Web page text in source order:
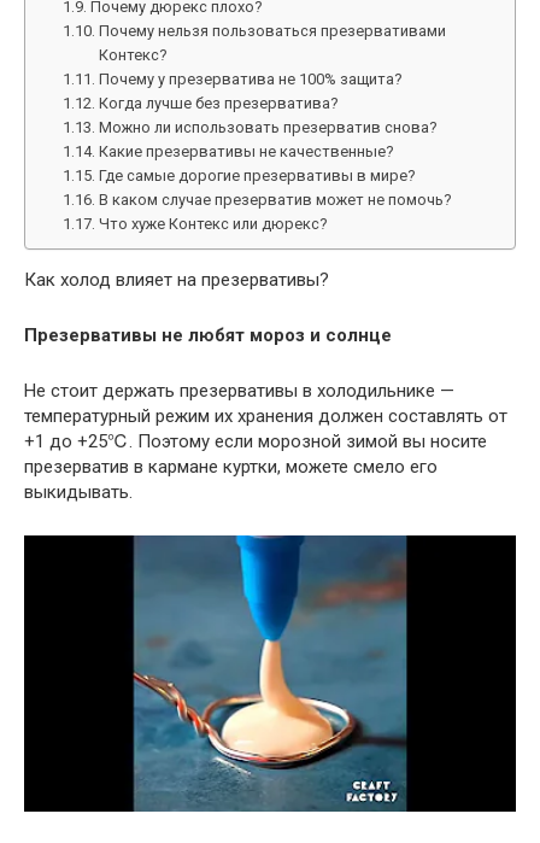
Почему дюрекс плохо?
Почему нельзя пользоваться презервативами
Контекс?
Почему у презерватива не 100% защита?
Когда лучше без презерватива?
Можно ли использовать презерватив снова?
Какие презервативы не качественные?
Где самые дорогие презервативы в мире?
В каком случае презерватив может не помочь?
Что хуже Контекс или дюрекс?
Как холод влияет на презервативы?
Презервативы не любят мороз и солнце
Не стоит держать презервативы в холодильнике —
температурный режим их хранения должен составлять от
+1 до +25℃. Поэтому если морозной зимой вы носите
презерватив в кармане куртки, можете смело его
выкидывать.